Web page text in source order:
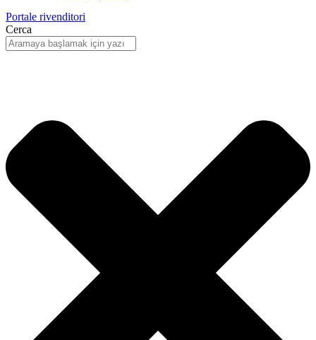
Portale rivenditori
Cerca